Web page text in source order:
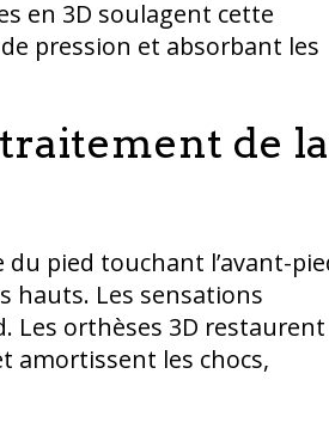
en 3D soulagent cette
pression et absorbant les
de la
pied touchant l’avant-
hauts. Les sensations
Les orthèses 3D restaurent
amortissent les chocs,